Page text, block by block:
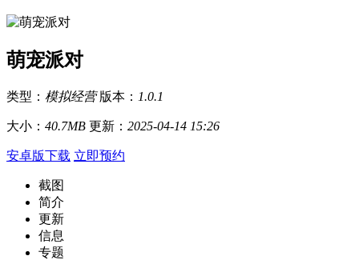
萌宠派对
类型： 模拟经营 版本： 1.0.1
大小： 40.7MB 更新： 2025-04-14 15:26
安卓版下载 立即预约
截图
简介
更新
信息
专题